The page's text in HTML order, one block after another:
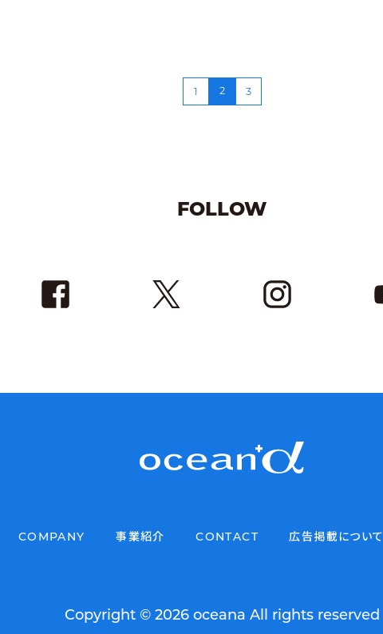
1 2 3
FOLLOW
COMPANY 事業紹介 CONTACT 広告掲載について
Copyright © 2026 oceana All rights reserved